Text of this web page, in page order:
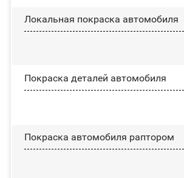
Локальная покраска автомобиля
Покраска деталей автомобиля
Покраска автомобиля раптором